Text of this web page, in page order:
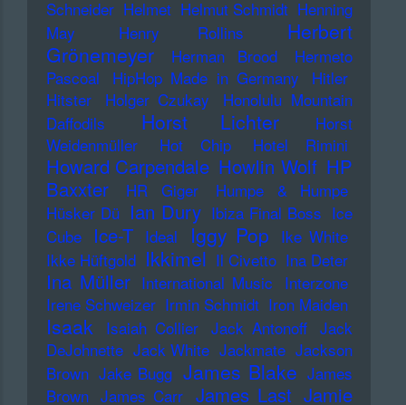
Schneider Helmet Helmut Schmidt Henning
May
Henry Rollins
Herbert
Grönemeyer
Herman Brood
Hermeto
Pascoal
HipHop Made in Germany
Hitler
Hitster
Holger Czukay
Honolulu Mountain
Daffodils
Horst Lichter
Horst
Weidenmüller
Hot Chip Hotel Rimini
Howard Carpendale Howlin Wolf HP
Baxxter
HR Giger
Humpe & Humpe
Hüsker Dü Ian Dury Ibiza Final Boss Ice
Cube
Ice-T Ideal Iggy Pop Ike White
Ikke Hüftgold Ikkimel Il Civetto Ina Deter
Ina Müller International Music Interzone
Irene Schweizer Irmin Schmidt Iron Maiden
Isaak Isaiah Collier Jack Antonoff Jack
DeJohnette Jack White Jackmate Jackson
Brown Jake Bugg James Blake James
Brown James Carr James Last Jamie